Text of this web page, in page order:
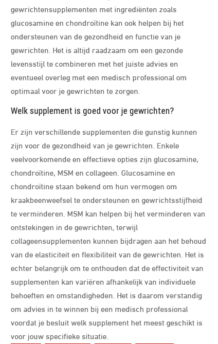
gewrichtensupplementen met ingrediënten zoals
glucosamine en chondroïtine kan ook helpen bij het
ondersteunen van de gezondheid en functie van je
gewrichten. Het is altijd raadzaam om een gezonde
levensstijl te combineren met het juiste advies en
eventueel overleg met een medisch professional om
optimaal voor je gewrichten te zorgen.
Welk supplement is goed voor je gewrichten?
Er zijn verschillende supplementen die gunstig kunnen
zijn voor de gezondheid van je gewrichten. Enkele
veelvoorkomende en effectieve opties zijn glucosamine,
chondroïtine, MSM en collageen. Glucosamine en
chondroïtine staan bekend om hun vermogen om
kraakbeenweefsel te ondersteunen en gewrichtsstijfheid
te verminderen. MSM kan helpen bij het verminderen van
ontstekingen in de gewrichten, terwijl
collageensupplementen kunnen bijdragen aan het behoud
van de elasticiteit en flexibiliteit van de gewrichten. Het is
echter belangrijk om te onthouden dat de effectiviteit van
supplementen kan variëren afhankelijk van individuele
behoeften en omstandigheden. Het is daarom verstandig
om advies in te winnen bij een medisch professional
voordat je besluit welk supplement het meest geschikt is
voor jouw specifieke situatie.